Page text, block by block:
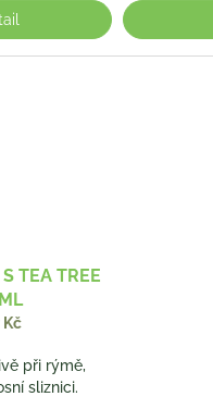
TEA TREE
Kč
při rýmě,
sliznici.